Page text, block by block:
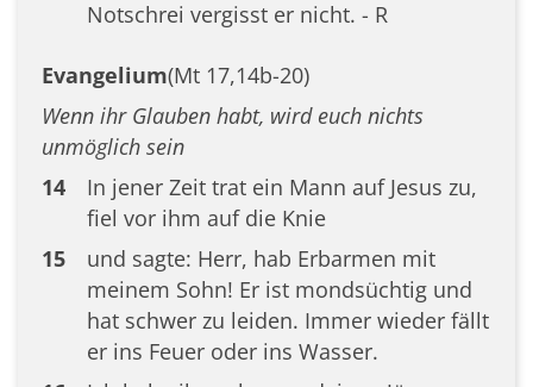
Notschrei vergisst er nicht. - R
Evangelium(Mt 17,14b-20)
Wenn ihr Glauben habt, wird euch nichts
unmöglich sein
14
In jener Zeit trat ein Mann auf Jesus zu,
fiel vor ihm auf die Knie
15
und sagte: Herr, hab Erbarmen mit
meinem Sohn! Er ist mondsüchtig und
hat schwer zu leiden. Immer wieder fällt
er ins Feuer oder ins Wasser.